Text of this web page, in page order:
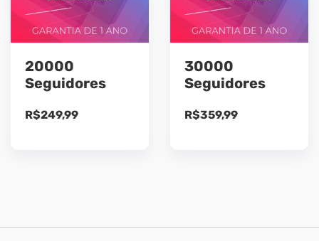
20000
Seguidores
R$249,99
30000
Seguidores
R$359,99